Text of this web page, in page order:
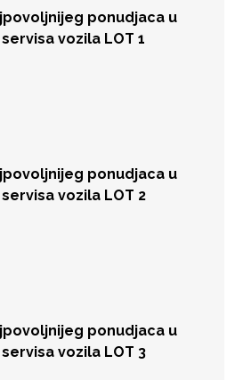
ponudjaca u
vozila LOT 1
ponudjaca u
vozila LOT 2
ponudjaca u
vozila LOT 3